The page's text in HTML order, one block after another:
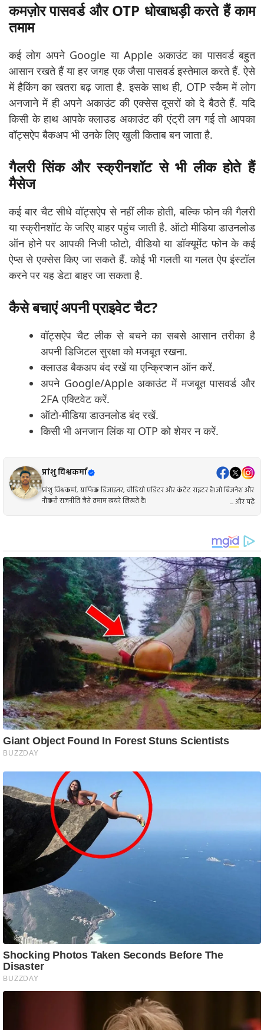
कमज़ोर पासवर्ड और OTP धोखाधड़ी करते हैं काम
तमाम
कई लोग अपने Google या Apple अकाउंट का पासवर्ड बहुत
आसान रखते हैं या हर जगह एक जैसा पासवर्ड इस्तेमाल करते हैं. ऐसे
में हैकिंग का खतरा बढ़ जाता है. इसके साथ ही, OTP स्कैम में लोग
अनजाने में ही अपने अकाउंट की एक्सेस दूसरों को दे बैठते हैं. यदि
किसी के हाथ आपके क्लाउड अकाउंट की एंट्री लग गई तो आपका
वॉट्सऐप बैकअप भी उनके लिए खुली किताब बन जाता है.
गैलरी सिंक और स्क्रीनशॉट से भी लीक होते हैं
मैसेज
कई बार चैट सीधे वॉट्सऐप से नहीं लीक होती, बल्कि फोन की गैलरी
या स्क्रीनशॉट के जरिए बाहर पहुंच जाती है. ऑटो मीडिया डाउनलोड
ऑन होने पर आपकी निजी फोटो, वीडियो या डॉक्यूमेंट फोन के कई
ऐप्स से एक्सेस किए जा सकते हैं. कोई भी गलती या गलत ऐप इंस्टॉल
करने पर यह डेटा बाहर जा सकता है.
कैसे बचाएं अपनी प्राइवेट चैट?
वॉट्सऐप चैट लीक से बचने का सबसे आसान तरीका है
अपनी डिजिटल सुरक्षा को मजबूत रखना.
क्लाउड बैकअप बंद रखें या एन्क्रिप्शन ऑन करें.
अपने Google/Apple अकाउंट में मजबूत पासवर्ड और
2FA एक्टिवेट करें.
ऑटो-मीडिया डाउनलोड बंद रखें.
किसी भी अनजान लिंक या OTP को शेयर न करें.
प्रांशु विश्वकर्मा
प्रांशु विश्वकर्मा, ग्राफिक डिजाइनर, वीडियो एडिटर और कंटेंट राइटर है।जो बिजनेश और
नौकरी राजनीति जैसे तमाम खबरे लिखते है।
... और पढ़ें